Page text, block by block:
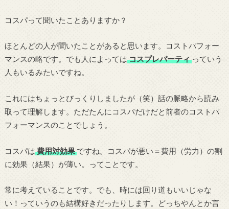
コスパって聞いたことありますか？
ほとんどの人が聞いたことがあると思います。コストパフォー
マンスの略です。でも人によっては コスプレパーティっていう
人もいるみたいですね。
これにはちょっとびっくりしましたが（笑）話の脈略から読み
取って理解します。ただたんにコスパだけだと前者のコストパ
フォーマンスのことでしょう。
コスパは 費用対効果ですね。コスパが悪い＝費用（労力）の割
に効果（結果）が薄い。ってことです。
常に考えていることです。でも、時には回り道もいいじゃな
い！っていうのも結構好きだったりします。どっちやんとか言